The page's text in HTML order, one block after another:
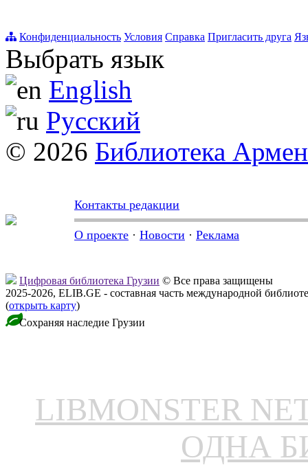
Конфиденциальность Условия Справка Пригласить друга
Выбрать язык
English
Русский
© 2026 Библиотека
Контакты редакции
О проекте · Новости · Реклама
Цифровая библиотека Грузии © Все права защищены
2025-2026, ELIB.GE - составная часть международной
(открыть карту)
Сохраняя наследие Грузии
LIBMONSTER
ОДНА